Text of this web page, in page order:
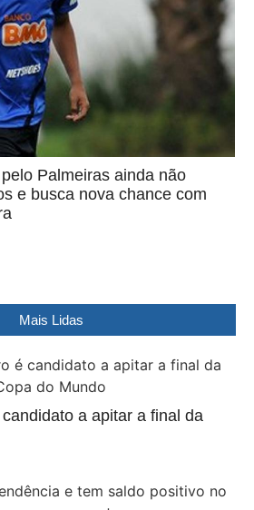
Palmeiras ainda não
e busca nova chance com
Mais Lidas
a apitar a final da